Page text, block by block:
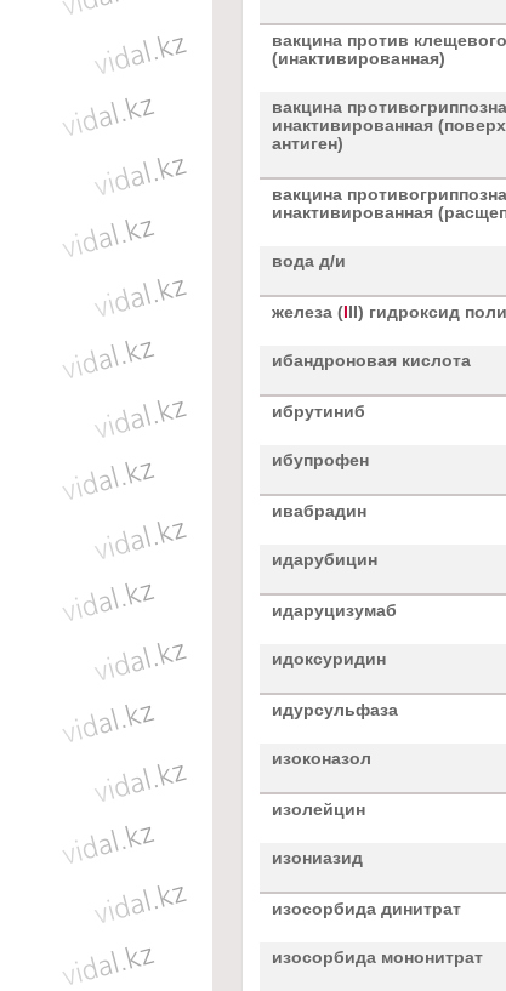
вакцина против
(инактивированная)
вакцина
инактивированная
антиген)
вакцина
инактивированная
вода д/и
железа ( II) гидроксид
ибандроновая кислота
ибрутиниб
ибупрофен
ивабрадин
идарубицин
идаруцизумаб
идоксуридин
идурсульфаза
изоконазол
изолейцин
изониазид
изосорбида динитрат
изосорбида мононитрат